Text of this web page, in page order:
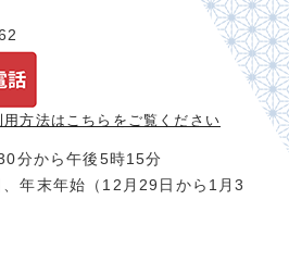
方法は こちらをご覧ください
分から午後5時15分
年末年始（12月29日から1月3